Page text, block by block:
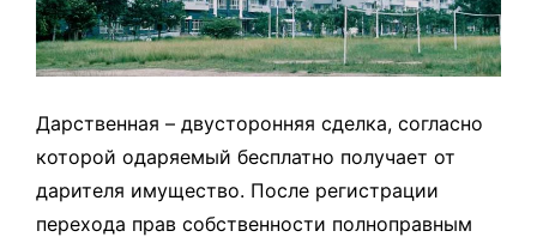
Дарственная – двусторонняя сделка, согласно
которой одаряемый бесплатно получает от
дарителя имущество. После регистрации
перехода прав собственности полноправным